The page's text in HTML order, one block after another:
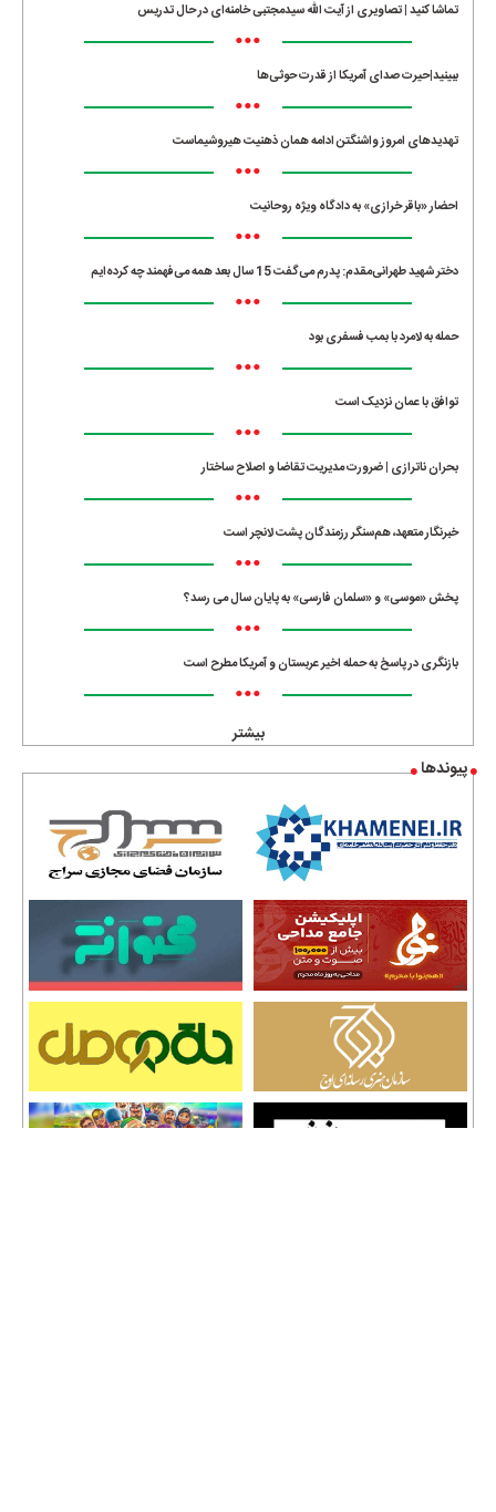
تماشا کنید | تصاویری از آیت الله سیدمجتبی خامنه‌ای در حال تدریس
•••
ببینید|حیرت صدای آمریکا از قدرت حوثی‌ها
•••
تهدیدهای امروز واشنگتن ادامه همان ذهنیت هیروشیماست
•••
احضار «باقر خرازی» به دادگاه ویژه روحانیت
•••
دختر شهید طهرانی‌مقدم: پدرم می‌گفت 15 سال بعد همه می‌فهمند چه کرده‌ایم
•••
حمله به لامرد با بمب فسفری بود
•••
توافق با عمان نزدیک است
•••
بحران ناترازی | ضرورت مدیریت تقاضا و اصلاح ساختار
•••
خبرنگار متعهد، هم‌سنگر رزمندگان پشت لانچر است
•••
پخش «موسی» و «سلمان فارسی» به پایان سال می رسد؟
•••
بازنگری در پاسخ به حمله اخیر عربستان و آمریکا مطرح است
•••
بیشتر
پیوندها